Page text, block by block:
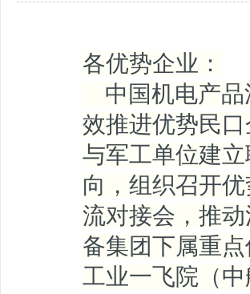
各优势企业：
中国机电产品
效推进优势民
与军工单位建
向，组织召开
流对接会，推
备集团下属重
工业一飞院（